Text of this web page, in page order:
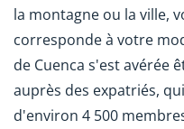
la montagne ou la ville,
corresponde à votre
de Cuenca s'est avérée
auprès des expatriés,
d'environ 4 500